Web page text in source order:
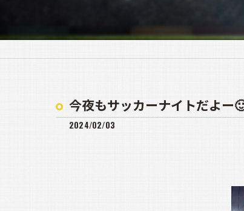
今夜もサッカーナイトだよー
2024/02/03